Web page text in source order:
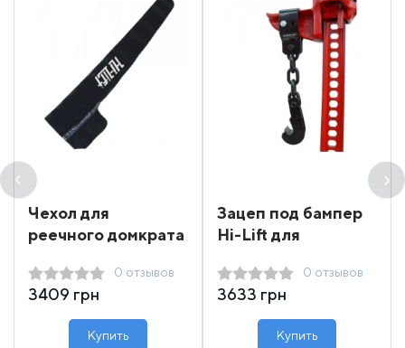
Чехол для
реечного домкрата
0 отзывов
3409 грн
Купить
Зацеп под бампер
Hi-Lift для
0 отзывов
3633 грн
Купить